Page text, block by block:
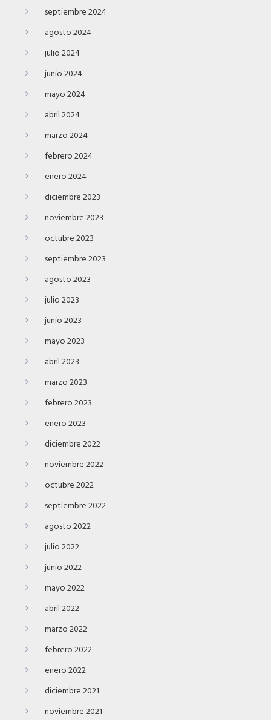
septiembre 2024
agosto 2024
julio 2024
junio 2024
mayo 2024
abril 2024
marzo 2024
febrero 2024
enero 2024
diciembre 2023
noviembre 2023
octubre 2023
septiembre 2023
agosto 2023
julio 2023
junio 2023
mayo 2023
abril 2023
marzo 2023
febrero 2023
enero 2023
diciembre 2022
noviembre 2022
octubre 2022
septiembre 2022
agosto 2022
julio 2022
junio 2022
mayo 2022
abril 2022
marzo 2022
febrero 2022
enero 2022
diciembre 2021
noviembre 2021